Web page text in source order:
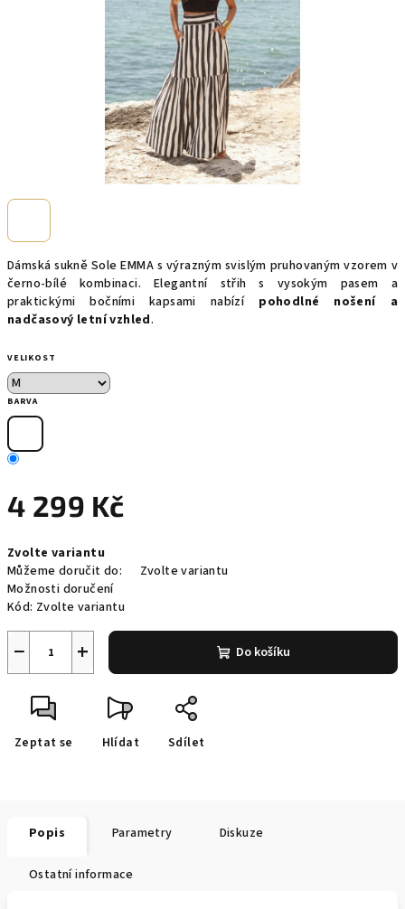
Dámská sukně Sole EMMA s výrazným svislým pruhovaným vzorem v
černo-bílé kombinaci. Elegantní střih s vysokým pasem a
praktickými bočními kapsami nabízí pohodlné nošení a
nadčasový letní vzhled.
VELIKOST
BARVA
4 299 Kč
cena:
Zvolte variantu
Můžeme doručit do:
Zvolte variantu
Možnosti doručení
Kód: Zvolte variantu
+
− Do košíku
Zeptat se Hlídat Sdílet
Popis Parametry Diskuze
Ostatní informace